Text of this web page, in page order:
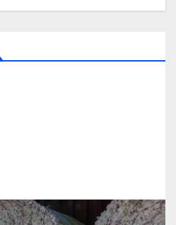
五)收涨12月合约